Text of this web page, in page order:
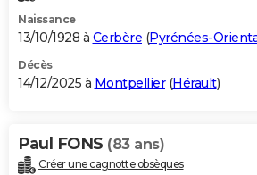
Naissance
13/10/1928 à Cerbère (Pyrénées-
Décès
14/12/2025 à Montpellier(Hérault)
Paul FONS (83 ans)
Créer une cagnotte obsèques